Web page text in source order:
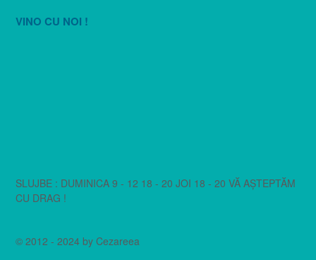
VINO CU NOI !
SLUJBE : DUMINICA 9 - 12 18 - 20 JOI 18 - 20 VĂ AȘTEPTĂM
CU DRAG !
© 2012 - 2024 by Cezareea